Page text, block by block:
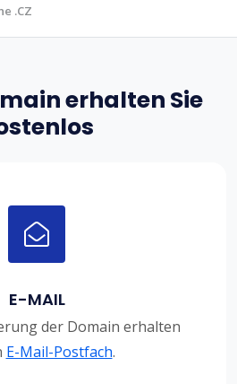
.CZ
erhalten Sie
E-MAIL
der Domain erhalten
E-Mail-Postfach.